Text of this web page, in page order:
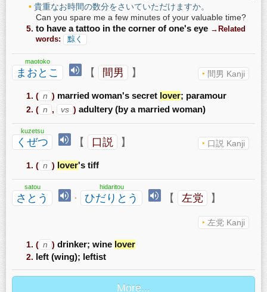
貴重なお時間の数分をさいていただけますか。
Can you spare me a few minutes of your valuable time?
to have a tattoo in the corner of one's eye →Related
words:
黥く
まおとこ
maotoko
【 間男 】 間男 Kanji
( n ) married woman's secret lover; paramour
( n , vs ) adultery (by a married woman)
くぜつ
kuzetsu
【 口説 】 口説 Kanji
( n ) lover's tiff
さとう
satou
· ひだりとう
hidaritou
【 左党 】
左党 Kanji
( n ) drinker; wine lover
left (wing); leftist